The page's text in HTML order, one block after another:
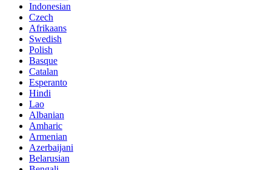
Indonesian
Czech
Afrikaans
Swedish
Polish
Basque
Catalan
Esperanto
Hindi
Lao
Albanian
Amharic
Armenian
Azerbaijani
Belarusian